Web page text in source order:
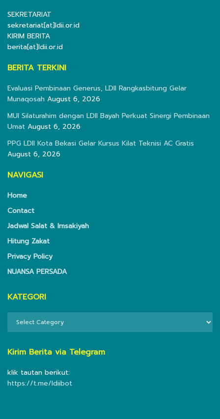
SEKRETARIAT
sekretariat[at]ldii.or.id
KIRIM BERITA
berita[at]ldii.or.id
BERITA TERKINI
Evaluasi Pembinaan Generus, LDII Rangkasbitung Gelar
Munaqosah August 6, 2026
MUI Silaturahim dengan LDII Bayah Perkuat Sinergi Pembinaan
Umat August 6, 2026
PPG LDII Kota Bekasi Gelar Kursus Kilat Teknisi AC Gratis
August 6, 2026
NAVIGASI
Home
Contact
Jadwal Salat & Imsakiyah
Hitung Zakat
Privacy Policy
NUANSA PERSADA
KATEGORI
Kirim Berita via Telegram
klik tautan berikut:
https://t.me/ldiibot